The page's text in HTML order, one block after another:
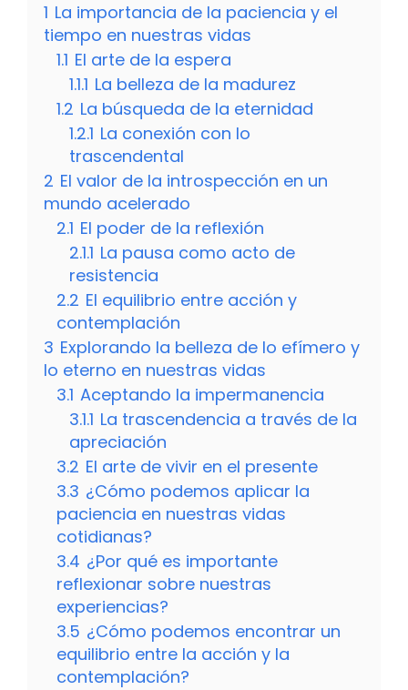
1 La importancia de la paciencia y el
tiempo en nuestras vidas
1.1 El arte de la espera
1.1.1 La belleza de la madurez
1.2 La búsqueda de la eternidad
1.2.1 La conexión con lo
trascendental
2 El valor de la introspección en un
mundo acelerado
2.1 El poder de la reflexión
2.1.1 La pausa como acto de
resistencia
2.2 El equilibrio entre acción y
contemplación
3 Explorando la belleza de lo efímero y
lo eterno en nuestras vidas
3.1 Aceptando la impermanencia
3.1.1 La trascendencia a través de la
apreciación
3.2 El arte de vivir en el presente
3.3 ¿Cómo podemos aplicar la
paciencia en nuestras vidas
cotidianas?
3.4 ¿Por qué es importante
reflexionar sobre nuestras
experiencias?
3.5 ¿Cómo podemos encontrar un
equilibrio entre la acción y la
contemplación?